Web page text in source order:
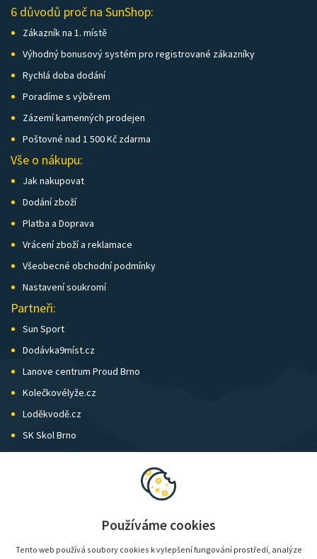
6 důvodů proč na SunShop:
Zákazník na 1. místě
Výhodný bonusový systém pro registrované zákazníky
Rychlá doba dodání
Poradíme s výběrem
Zázemí kamenných prodejen
Poštovné nad 1 500 Kč zdarma
Vše o nákupu:
Jak nakupovat
Dodání zboží
Platba a Doprava
Vrácení zboží a reklamace
Všeobecné obchodní podmínky
Nastavení soukromí
Partneři:
Sun Sport
Dodávka9míst.cz
Lanove centrum Proud Brno
Kolečkovélyže.cz
Loděkvodě.cz
SK Skol Brno
Biatlon Brno
Používáme cookies
Tento web používá soubory cookies k vylepšení fungování prostředí, analýze